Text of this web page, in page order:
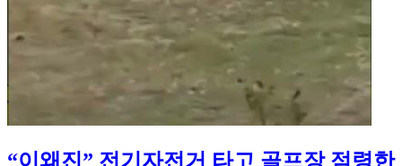
“이왜진” 전기자전거 타고 골프장 점령한